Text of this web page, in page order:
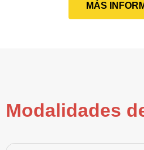
MÁS
Modalidades